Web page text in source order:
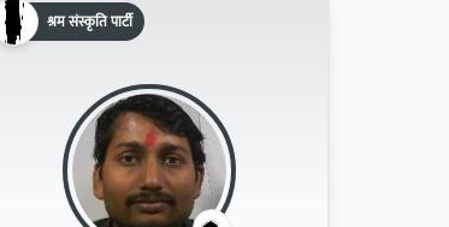
श्रम संस्कृति पार्टी